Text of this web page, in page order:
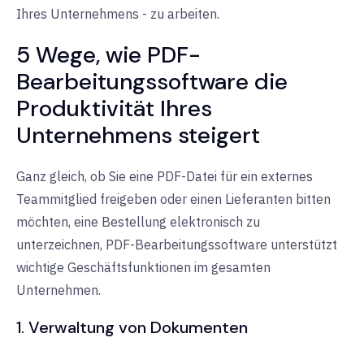
Ihres Unternehmens - zu arbeiten.
5 Wege, wie PDF-
Bearbeitungssoftware die
Produktivität Ihres
Unternehmens steigert
Ganz gleich, ob Sie eine PDF-Datei für ein externes
Teammitglied freigeben oder einen Lieferanten bitten
möchten, eine Bestellung elektronisch zu
unterzeichnen, PDF-Bearbeitungssoftware unterstützt
wichtige Geschäftsfunktionen im gesamten
Unternehmen.
1. Verwaltung von Dokumenten